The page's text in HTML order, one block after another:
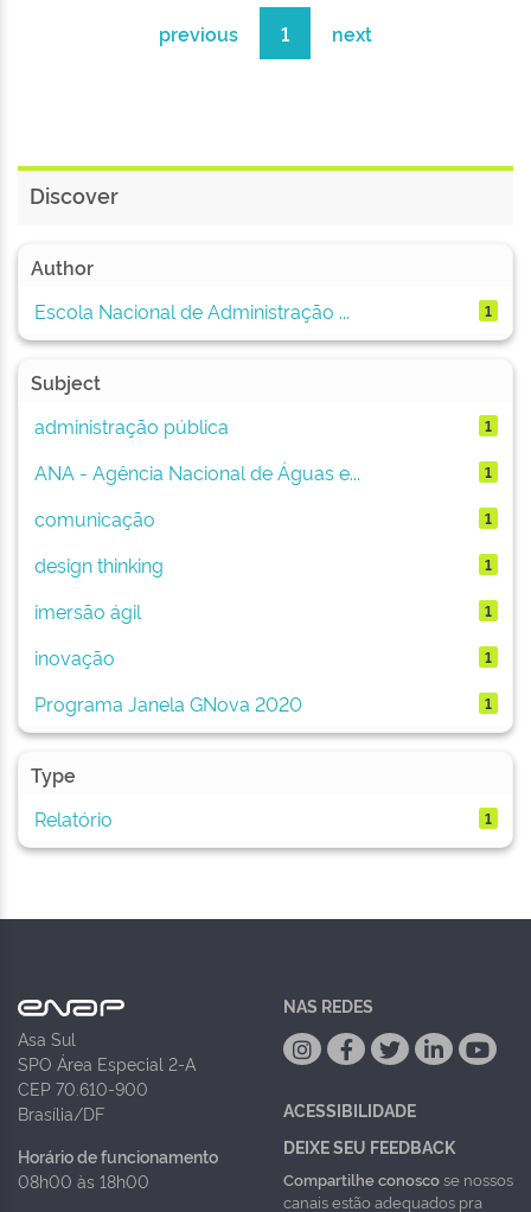
previous 1 next
Discover
Author
Escola Nacional de Administração ...
1
Subject
administração pública
1
ANA - Agência Nacional de Águas e... 1
comunicação 1
design thinking 1
imersão ágil 1
inovação 1
Programa Janela GNova 2020 1
Type
Relatório
1
Asa Sul
SPO Área Especial 2-A
CEP 70.610-900
Brasília/DF
Horário de funcionamento
08h00 às 18h00
NAS REDES
ACESSIBILIDADE
DEIXE SEU FEEDBACK
Compartilhe conoscose nossos
canais estão adequados pra